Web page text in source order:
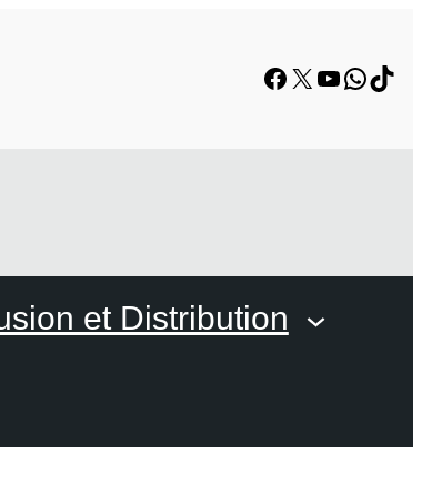
Facebook
X YouTube
et Distribution